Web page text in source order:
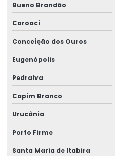
Bueno Brandão
Coroaci
Conceição dos Ouros
Eugenópolis
Pedralva
Capim Branco
Urucânia
Porto Firme
Santa Maria de Itabira